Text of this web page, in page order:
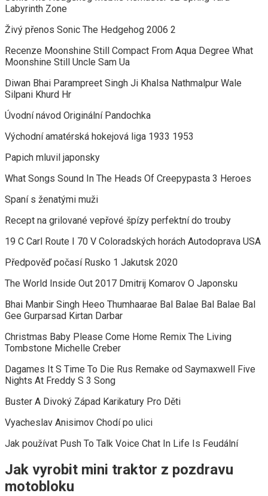
Labyrinth Zone
Živý přenos Sonic The Hedgehog 2006 2
Recenze Moonshine Still Compact From Aqua Degree What
Moonshine Still Uncle Sam Ua
Diwan Bhai Parampreet Singh Ji Khalsa Nathmalpur Wale
Silpani Khurd Hr
Úvodní návod Originální Pandochka
Východní amatérská hokejová liga 1933 1953
Papich mluvil japonsky
What Songs Sound In The Heads Of Creepypasta 3 Heroes
Spaní s ženatými muži
Recept na grilované vepřové špízy perfektní do trouby
19 C Carl Route I 70 V Coloradských horách Autodoprava USA
Předpověď počasí Rusko 1 Jakutsk 2020
The World Inside Out 2017 Dmitrij Komarov O Japonsku
Bhai Manbir Singh Heeo Thumhaarae Bal Balae Bal Balae Bal
Gee Gurparsad Kirtan Darbar
Christmas Baby Please Come Home Remix The Living
Tombstone Michelle Creber
Dagames It S Time To Die Rus Remake od Saymaxwell Five
Nights At Freddy S 3 Song
Buster A Divoký Západ Karikatury Pro Děti
Vyacheslav Anisimov Chodí po ulici
Jak používat Push To Talk Voice Chat In Life Is Feudální
Jak vyrobit mini traktor z pozdravu
motobloku